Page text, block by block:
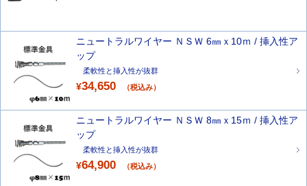
ニュートラルワイヤー ＮＳＷ 6㎜ｘ10ｍ / 挿入性ア
ップ
柔軟性と挿入性が抜群
¥34,650 （税込み）
ニュートラルワイヤー ＮＳＷ 8㎜ｘ15ｍ / 挿入性ア
ップ
柔軟性と挿入性が抜群
¥64,900 （税込み）